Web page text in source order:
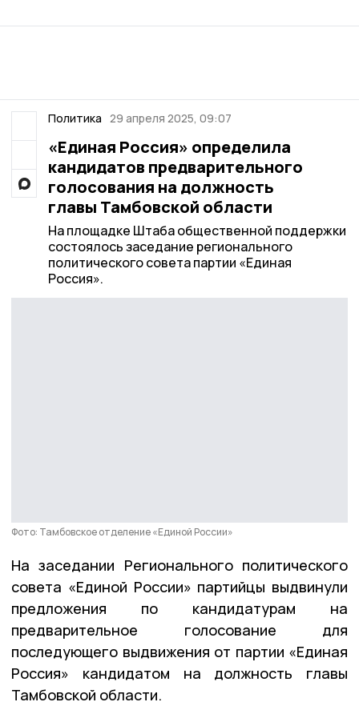
Политика 29 апреля 2025, 09:07
«Единая Россия» определила
кандидатов предварительного
голосования на должность
главы Тамбовской области
На площадке Штаба общественной поддержки
состоялось заседание регионального
политического совета партии «Единая
Россия».
Фото: Тамбовское отделение «Единой России»
На заседании Регионального политического
совета «Единой России» партийцы выдвинули
предложения по кандидатурам на
предварительное голосование для
последующего выдвижения от партии «Единая
Россия» кандидатом на должность главы
Тамбовской области.